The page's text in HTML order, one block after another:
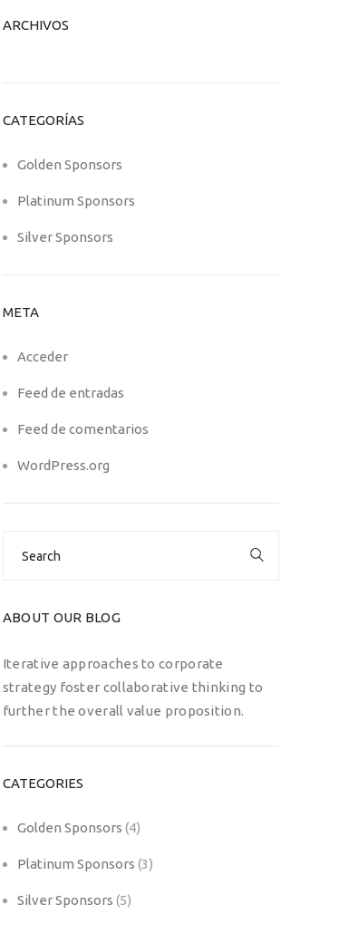
ARCHIVOS
CATEGORÍAS
Golden Sponsors
Platinum Sponsors
Silver Sponsors
META
Acceder
Feed de entradas
Feed de comentarios
WordPress.org
ABOUT OUR BLOG
Iterative approaches to corporate
strategy foster collaborative thinking to
further the overall value proposition.
CATEGORIES
Golden Sponsors (4)
Platinum Sponsors (3)
Silver Sponsors (5)